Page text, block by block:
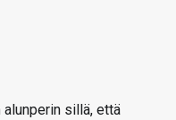
sillä, että